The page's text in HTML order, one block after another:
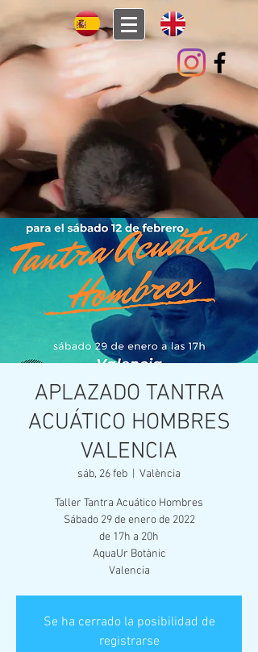
APLAZADO TANTRA
ACUÁTICO HOMBRES
VALENCIA
sáb, 26 feb València
Taller Tantra Acuático Hombres
Sábado 29 de enero de 2022
de 17h a 20h
AquaUr Botànic
Valencia
Se ha cerrado la posibilidad de
registrarse